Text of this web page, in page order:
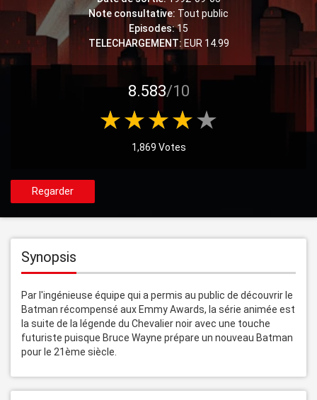
Note consultative: Tout public
Episodes:15
TELECHARGEMENT: EUR 14.99
8.583/10
1,869 Votes
Regarder
Synopsis
Par l'ingénieuse équipe qui a permis au public de découvrir le
Batman récompensé aux Emmy Awards, la série animée est
la suite de la légende du Chevalier noir avec une touche
futuriste puisque Bruce Wayne prépare un nouveau Batman
pour le 21ème siècle.